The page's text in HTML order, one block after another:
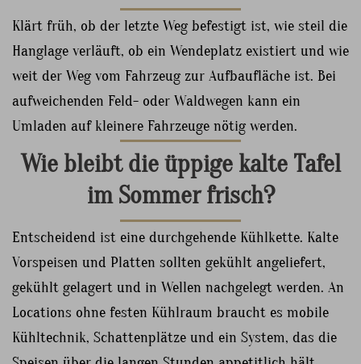
Klärt früh, ob der letzte Weg befestigt ist, wie steil die
Hanglage verläuft, ob ein Wendeplatz existiert und wie
weit der Weg vom Fahrzeug zur Aufbaufläche ist. Bei
aufweichenden Feld- oder Waldwegen kann ein
Umladen auf kleinere Fahrzeuge nötig werden.
Wie bleibt die üppige kalte Tafel
im Sommer frisch?
Entscheidend ist eine durchgehende Kühlkette. Kalte
Vorspeisen und Platten sollten gekühlt angeliefert,
gekühlt gelagert und in Wellen nachgelegt werden. An
Locations ohne festen Kühlraum braucht es mobile
Kühltechnik, Schattenplätze und ein System, das die